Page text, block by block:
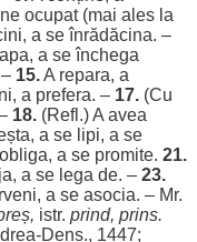
ocupat(mai alesla
, a seînrădăcina. –
apa, a seînchega
15.A repara, a
, a prefera. – 17.(Cu
18.(Refl.) A avea
, a se lipi, a se
obliga, a se promite. 21.
, a se lega de. – 23.
, a se asocia. – Mr.
, istr. prind, prins.
-Dens., 1447;